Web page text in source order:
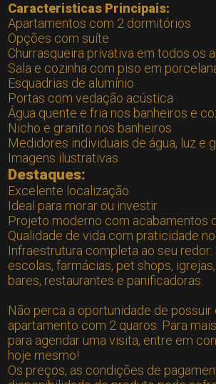
Caracteristicas Principais:
Apartamentos com 2 dormitórios
Opções com suíte
Churrasqueira privativa em todos os
Sala e cozinha com piso em
Esquadrias de alumínio
Portas com vedação acústica
Água quente e fria nos banheiros e
Nicho e granito nos banheiros
Medidores individuais de água, luz e
Imagens ilustrativas
Destaques:
Excelente localização
Ideal para morar ou investir
Projeto moderno com acabamentos
Qualidade de vida com praticidade
Infraestrutura completa ao seu
escolas, farmácias, pet shops,
bares, restaurantes e panificadoras.
Não perca a oportunidade de possuir
apartamento com 2 quaros. Para
para agendar uma visita, entre em
hoje mesmo!
Os preços, as condições de